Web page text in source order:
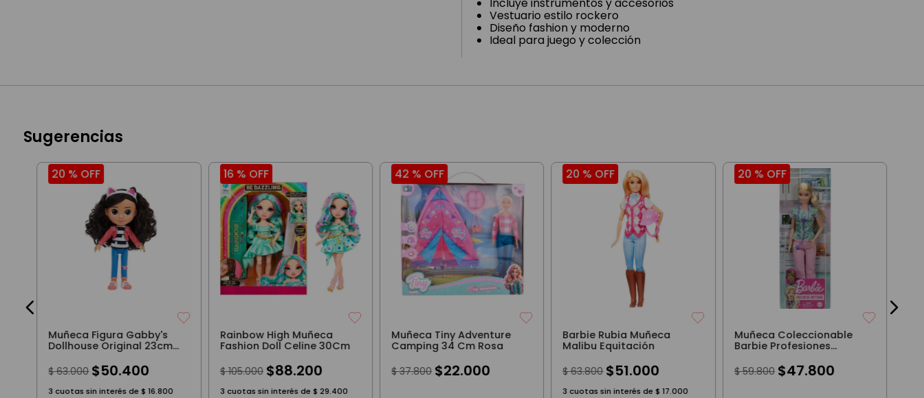
Vestuario estilo rockero
Diseño fashion y moderno
Ideal para juego y colección
Sugerencias
20 % OFF
Muñeca Figura Gabby's
Dollhouse Original 23cm
$ 63.000 $50.400
3 cuotas sin interés de $ 16.800
16 % OFF
Rainbow High Muñeca
Fashion Doll Celine 30Cm
$ 105.000 $88.200
3cuotas sin interés de $29.400
42 % OFF
Muñeca Tiny Adventure
Camping 34 Cm Rosa
$ 37.800 $22.000
20 % OFF
Barbie Rubia Muñeca
Malibu Equitación
$ 63.800 $51.000
3 cuotas sin interés de $ 17.000
20 % OFF
Muñeca Coleccionable
Barbie Profesiones
$ 59.800 $47.800